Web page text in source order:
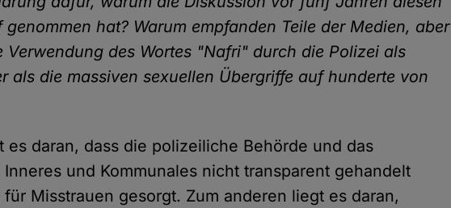
hat? Warum empfanden Teile der Medien, aber
Verwendung des Wortes "Nafri" durch die Polizei als
als die massiven sexuellen Übergriffe auf hunderte von
es daran, dass die polizeiliche Behörde und das
und Kommunales nicht transparent gehandelt
für Misstrauen gesorgt. Zum anderen liegt es daran,